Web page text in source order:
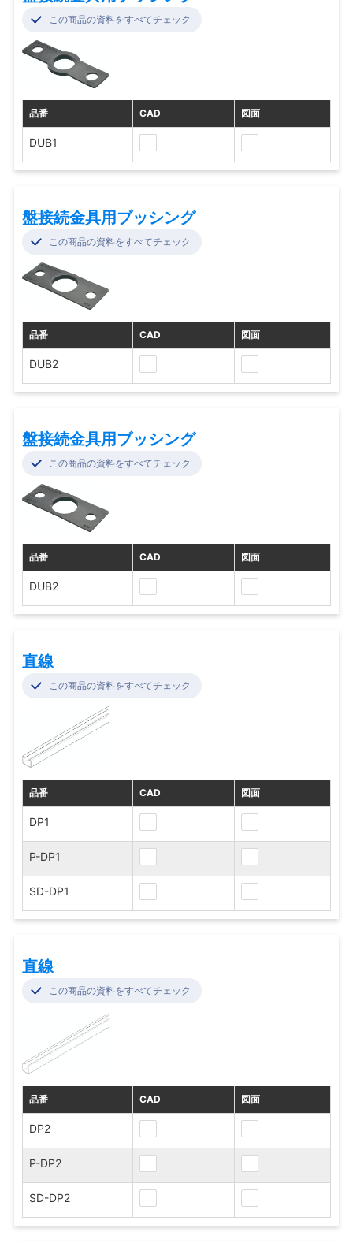
この商品の資料をすべてチェック
品番 CAD 図面
DUB1
盤接続金具用ブッシング
この商品の資料をすべてチェック
品番 CAD 図面
DUB2
盤接続金具用ブッシング
この商品の資料をすべてチェック
品番 CAD 図面
DUB2
直線
この商品の資料をすべてチェック
品番 CAD 図面
DP1
P-DP1
SD-DP1
直線
この商品の資料をすべてチェック
品番 CAD 図面
DP2
P-DP2
SD-DP2